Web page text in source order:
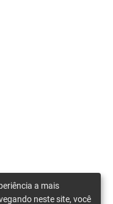
a mais
neste site, você